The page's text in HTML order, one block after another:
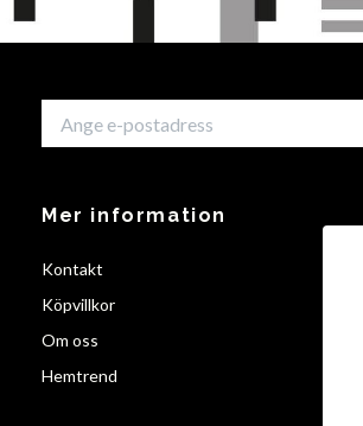
Mer information
Kontakt
Köpvillkor
Om oss
Hemtrend